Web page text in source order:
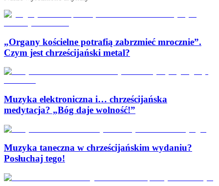
„Organy kościelne potrafią zabrzmieć mrocznie”.
Czym jest chrześcijański metal?
Muzyka elektroniczna i… chrześcijańska
medytacja? „Bóg daje wolność!”
Muzyka taneczna w chrześcijańskim wydaniu?
Posłuchaj tego!